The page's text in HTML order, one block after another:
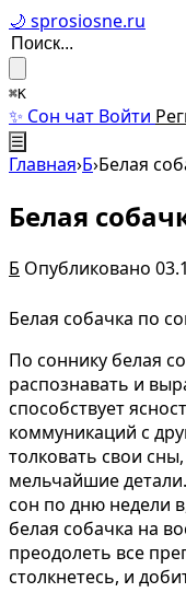
🌙 sprosiosne.ru
⌘K
✨ Сон чат Войти
☰
Главная›Б›Белая
Белая
Б Опубликовано
Белая собачка по
По соннику белая
распознавать и
способствует
коммуникаций с
толковать свои
мельчайшие
сон по дню недели
белая собачка на
преодолеть все
столкнетесь, и